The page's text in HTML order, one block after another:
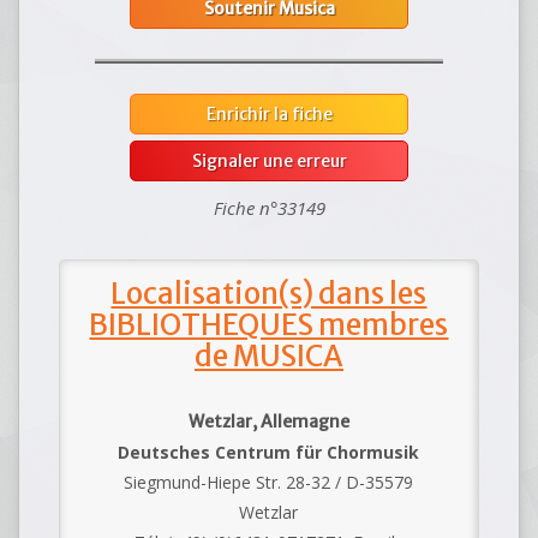
Soutenir Musica
Enrichir la fiche
Signaler une erreur
Fiche n°33149
Localisation(s) dans les
BIBLIOTHEQUES membres
de MUSICA
Wetzlar, Allemagne
Deutsches Centrum für Chormusik
Siegmund-Hiepe Str. 28-32 / D-35579
Wetzlar